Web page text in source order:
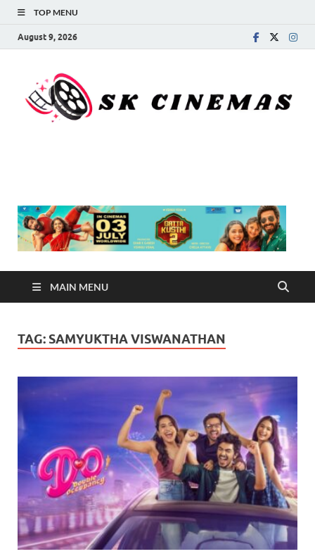
TOP MENU
August 9, 2026
MAIN MENU
TAG: SAMYUKTHA VISWANATHAN